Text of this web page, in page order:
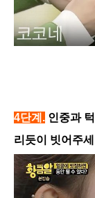
4단계. 인중과
리듯이 빗어주